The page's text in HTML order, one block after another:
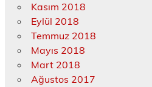
Kasım 2018
Eylül 2018
Temmuz 2018
Mayıs 2018
Mart 2018
Ağustos 2017